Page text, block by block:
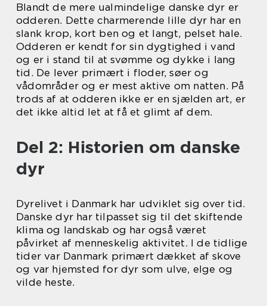
Blandt de mere ualmindelige danske dyr er
odderen. Dette charmerende lille dyr har en
slank krop, kort ben og et langt, pelset hale.
Odderen er kendt for sin dygtighed i vand
og er i stand til at svømme og dykke i lang
tid. De lever primært i floder, søer og
vådområder og er mest aktive om natten. På
trods af at odderen ikke er en sjælden art, er
det ikke altid let at få et glimt af dem.
Del 2: Historien om danske
dyr
Dyrelivet i Danmark har udviklet sig over tid.
Danske dyr har tilpasset sig til det skiftende
klima og landskab og har også været
påvirket af menneskelig aktivitet. I de tidlige
tider var Danmark primært dækket af skove
og var hjemsted for dyr som ulve, elge og
vilde heste.